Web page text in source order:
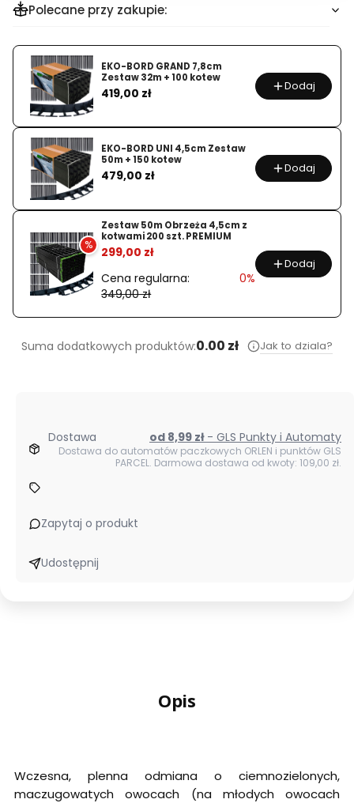
Polecane przy zakupie:
EKO-BORD GRAND 7,8cm
Zestaw 32m + 100 kotew
Cena
419,00 zł Dodaj
EKO-BORD UNI 4,5cm Zestaw
50m + 150 kotew
Cena
479,00 zł Dodaj
%
Zestaw 50m Obrzeża 4,5cm z
kotwami 200 szt. PREMIUM
299,00 zł
Cena regularna:
349,00 zł
0%
Dodaj
Suma dodatkowych produktów:0.00 zł Jak to dziala?
Dostawa od 8,99 zł - GLS Punkty i Automaty
Dostawa do automatów paczkowych ORLEN i punktów GLS
PARCEL. Darmowa dostawa od kwoty: 109,00 zł.
Zapytaj o produkt
Udostępnij
Opis
Wczesna, plenna odmiana o ciemnozielonych,
maczugowatych owocach (na młodych owocach